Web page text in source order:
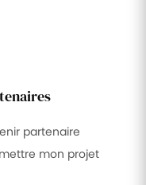
partenaire
mon projet